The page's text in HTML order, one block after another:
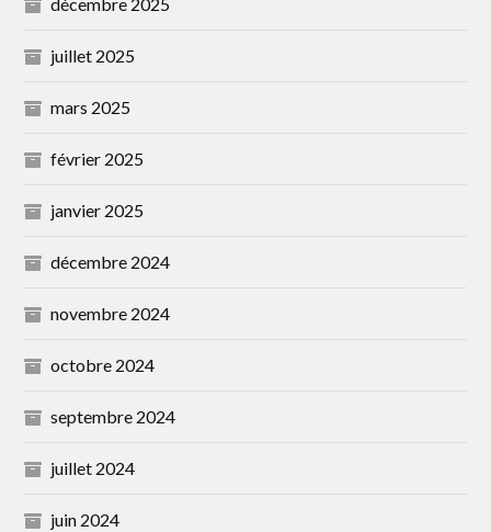
décembre 2025
juillet 2025
mars 2025
février 2025
janvier 2025
décembre 2024
novembre 2024
octobre 2024
septembre 2024
juillet 2024
juin 2024